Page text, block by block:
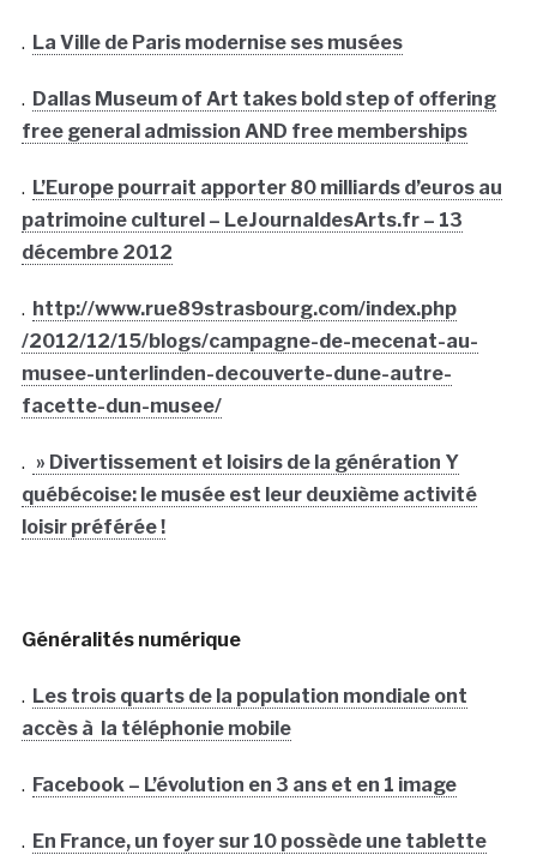
. La Ville de Paris modernise ses musées
. Dallas Museum of Art takes bold step of offering
free general admission AND free memberships
. L’Europe pourrait apporter 80 milliards d’euros au
patrimoine culturel – LeJournaldesArts.fr – 13
décembre 2012
. http://www.rue89strasbourg.com/index.php
/2012/12/15/blogs/campagne-de-mecenat-au-
musee-unterlinden-d ecouverte-dune-autre-
facette-dun-musee/
. » Divertissement et loisirs de la génération Y
québécoise: le musée est leur deuxième activité
loisir préférée !
Généralités numérique
. Les trois quarts de la population mondiale ont
accès à la téléphonie mobile
. Facebook – L’évolution en 3 ans et en 1 image
. En France, un foyer sur 10 possède une tablette